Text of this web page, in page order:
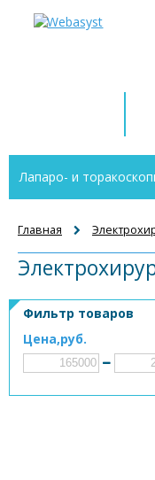
Лапаро- и
Флебэктомия (СДПВ)
Ларингоскопия
Главная
Фильтр товаров
Цена,руб.